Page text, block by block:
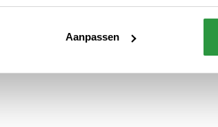
Aanpassen